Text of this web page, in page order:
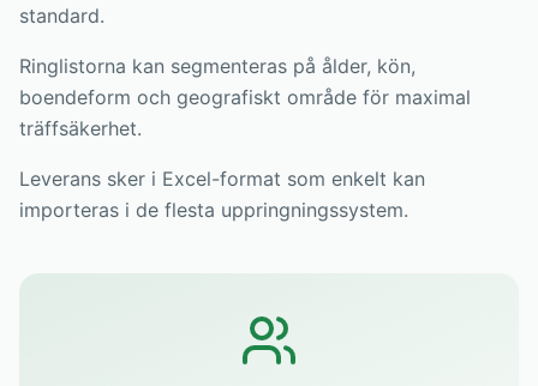
standard.
Ringlistorna kan segmenteras på ålder, kön,
boendeform och geografiskt område för maximal
träffsäkerhet.
Leverans sker i Excel-format som enkelt kan
importeras i de flesta uppringningssystem.